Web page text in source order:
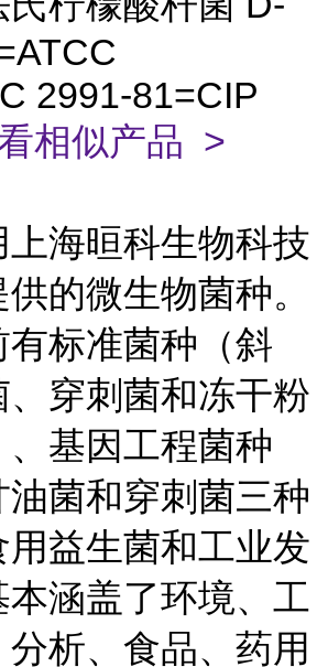
2991-81=CIP
相似产品 >
海晅科生物科技
的微生物菌种。
标准菌种（斜
穿刺菌和冻干粉
、基因工程菌种
油菌和穿刺菌三种
益生菌和工业发
涵盖了环境、工
析、食品、药用